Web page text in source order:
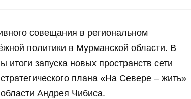
совещания в региональном
политики в Мурманской области. В
запуска новых пространств сети
плана «На Севере – жить»
Андрея Чибиса.